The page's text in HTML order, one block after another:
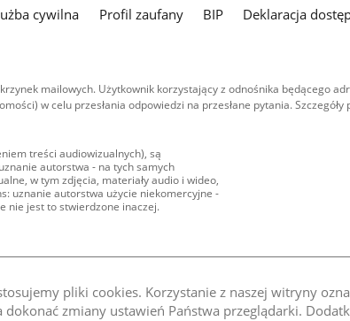
pliki cookies. Korzystanie z naszej witryny
zmiany ustawień Państwa przeglądarki.
cywilna Profil zaufany BIP
Deklaracja
mailowych. Użytkownik korzystający z odnośnika będącego
w celu przesłania odpowiedzi na przesłane pytania.
treści audiowizualnych), są
autorstwa - na tych samych
w tym zdjęcia, materiały audio i wideo,
uznanie autorstwa użycie niekomercyjne -
nie jest to stwierdzone inaczej.